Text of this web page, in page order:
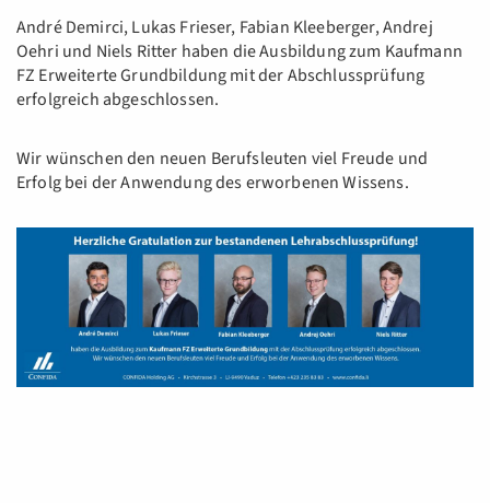
André Demirci, Lukas Frieser, Fabian Kleeberger, Andrej
Oehri und Niels Ritter haben die Ausbildung zum Kaufmann
FZ Erweiterte Grundbildung mit der Abschlussprüfung
erfolgreich abgeschlossen.
Wir wünschen den neuen Berufsleuten viel Freude und
Erfolg bei der Anwendung des erworbenen Wissens.